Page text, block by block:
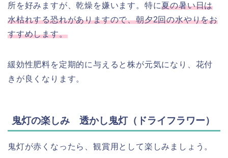
所を好みますが、乾燥を嫌います。特に夏の暑い日は
水枯れする恐れがありますので、朝夕2回の水やりをお
すすめします。
緩効性肥料を定期的に与えると株が元気になり、花付
きが良くなります。
鬼灯の楽しみ 透かし鬼灯（ドライフラワー）
鬼灯が赤くなったら、観賞用として楽しみましょう。